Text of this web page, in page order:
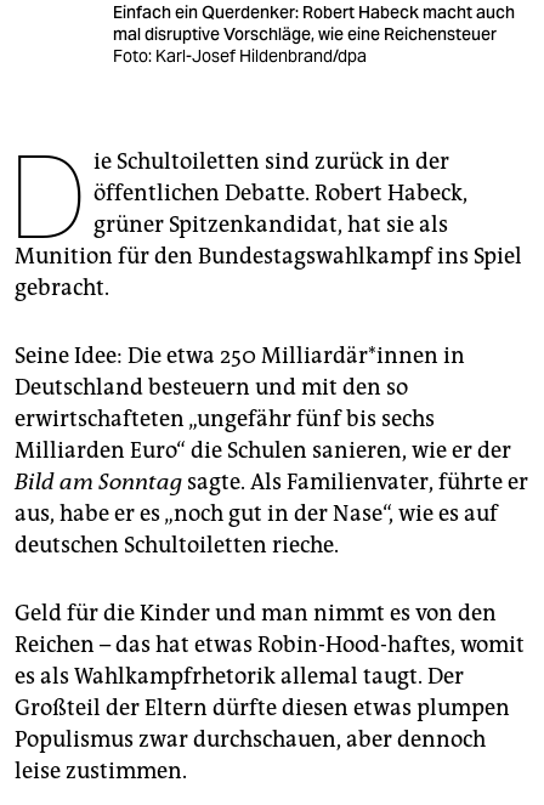
genossenschaft
Einfach ein Querdenker: Robert Habeck macht auch
mal disruptive Vorschläge, wie eine Reichensteuer
Foto: Karl-Josef Hildenbrand/dpa
D ie Schultoiletten sind zurück in der
öffentlichen Debatte. Robert Habeck,
grüner Spitzenkandidat, hat sie als
Munition für den Bundestagswahlkampf ins Spiel
gebracht.
Seine Idee: Die etwa 250 Mil­li­ar­dä­r*in­nen in
Deutschland besteuern und mit den so
erwirtschafteten „ungefähr fünf bis sechs
Milliarden Euro“ die Schulen sanieren, wie er der
Bild am Sonntag sagte. Als Familienvater, führte er
aus, habe er es „noch gut in der Nase“, wie es auf
deutschen Schultoiletten rieche.
Geld für die Kinder und man nimmt es von den
Reichen – das hat etwas Robin-Hood-haftes, womit
es als Wahlkampfrhetorik allemal taugt. Der
Großteil der Eltern dürfte diesen etwas plumpen
Populismus zwar durchschauen, aber dennoch
leise zustimmen.